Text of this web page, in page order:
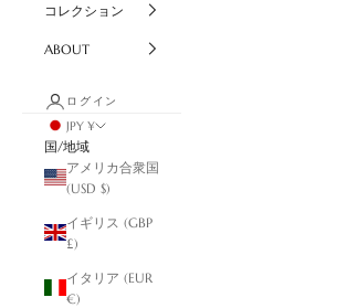
コレクション
ABOUT
ログイン
JPY ¥
国/地域
アメリカ合衆国
(USD $)
イギリス (GBP
£)
イタリア (EUR
€)